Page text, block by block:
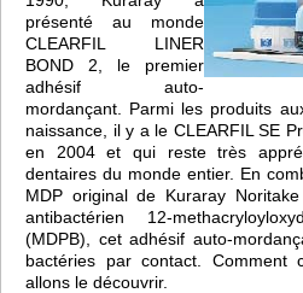
présenté au monde
CLEARFIL LINER
BOND 2, le premier
adhésif auto-
mordançant. Parmi les produits
naissance, il y a le CLEARFIL SE
en 2004 et qui reste très
dentaires du monde entier. En
MDP original de Kuraray
antibactérien 12-
(MDPB), cet adhésif auto-
bactéries par contact. Comment
allons le découvrir.